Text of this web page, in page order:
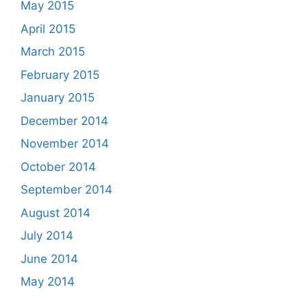
May 2015
April 2015
March 2015
February 2015
January 2015
December 2014
November 2014
October 2014
September 2014
August 2014
July 2014
June 2014
May 2014